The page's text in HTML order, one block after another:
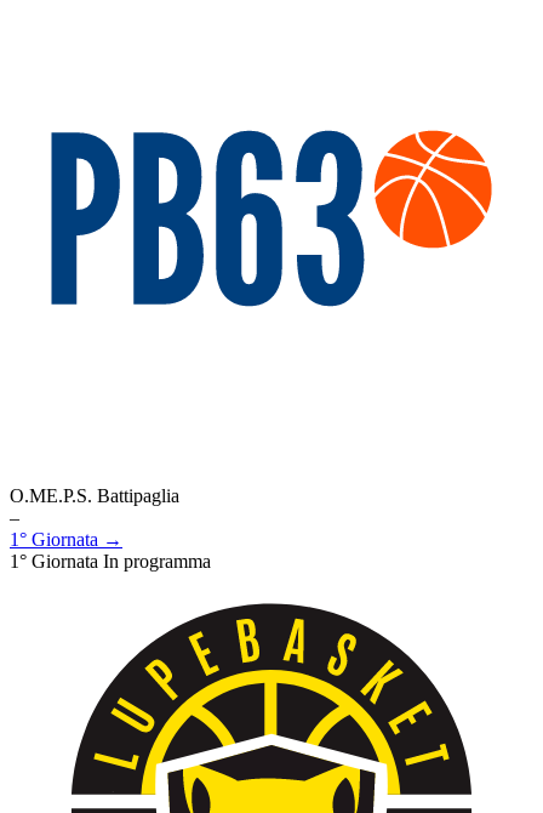
O.ME.P.S. Battipaglia
–
1° Giornata →
1° Giornata In programma